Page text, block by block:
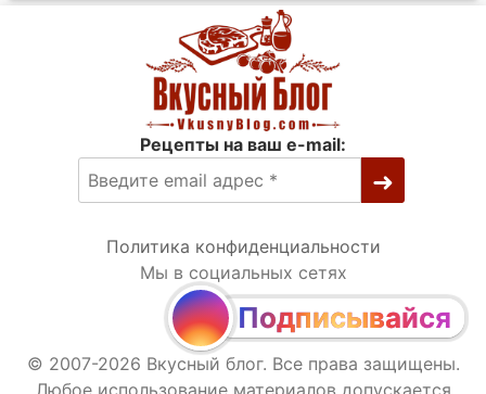
Рецепты на ваш e-mail:
Политика конфиденциальности
Мы в социальных сетях
Подписывайся
© 2007-2026 Вкусный блог. Все права защищены.
Любое использование материалов допускается